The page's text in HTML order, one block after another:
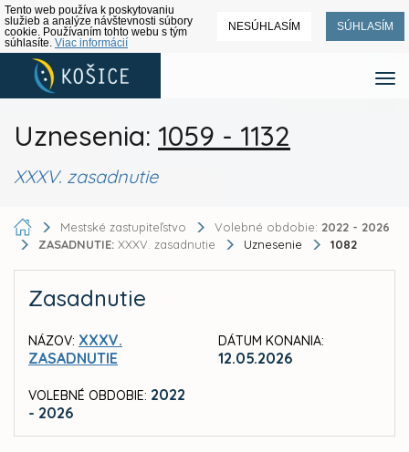
Tento web používa k poskytovaniu
služieb a analýze návštevnosti súbory
cookie. Používaním tohto webu s tým
súhlasíte. Viac informácií
NESÚHLASÍM SÚHLASÍM
Uznesenia: 1059 - 1132
XXXV. zasadnutie
Mestské zastupiteľstvo Volebné obdobie: 2022 - 2026
ZASADNUTIE: XXXV. zasadnutie Uznesenie 1082
Zasadnutie
NÁZOV: XXXV.
ZASADNUTIE
VOLEBNÉ OBDOBIE: 2022
- 2026
DÁTUM KONANIA:
12.05.2026